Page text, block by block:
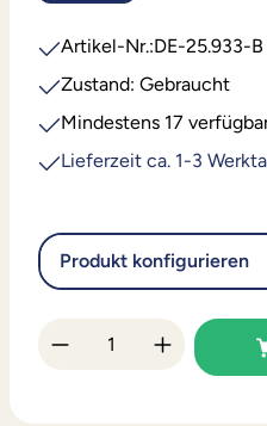
Artikel-Nr.:DE-25.933-B
Zustand: Gebraucht
Mindestens 17
Lieferzeit ca. 1-3
Produkt konfigurieren
Produkt Anzahl: